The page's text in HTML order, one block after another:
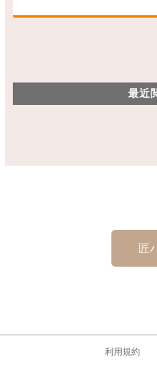
最近
匠
利用規約